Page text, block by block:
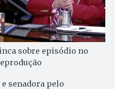
sobre episódio no
senadora pelo